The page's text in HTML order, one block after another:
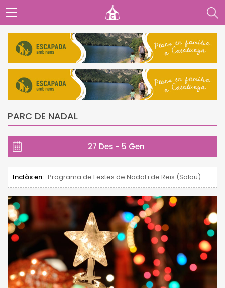
PARC DE NADAL
27 Des - 5 Gen
Inclòs en: Programa de Festes de Nadal i de Reis (Salou)